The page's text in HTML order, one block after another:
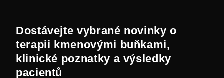
Dostávejte vybrané novinky o
terapii kmenovými buňkami,
klinické poznatky a výsledky
pacientů